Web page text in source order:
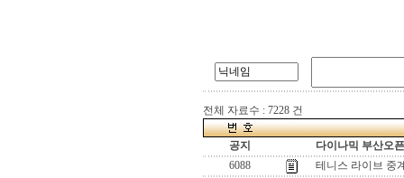
전체 자료수 : 7228 건
공지
다이나믹 부산오
6088
테니스 라이브 중